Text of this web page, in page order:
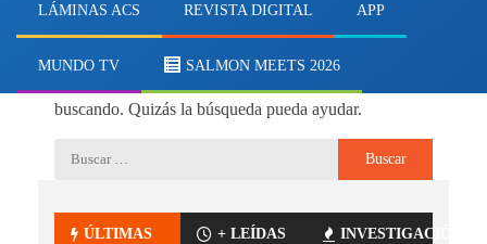
LÁMINAS ACS REVISTA DIGITAL APP
MUNDO TV SALMON MEETS 2026
No se ha encontrado nada
buscando. Quizás la búsqueda pueda ayudar.
ÚLTIMAS + LEÍDAS INVESTIGACIÓN